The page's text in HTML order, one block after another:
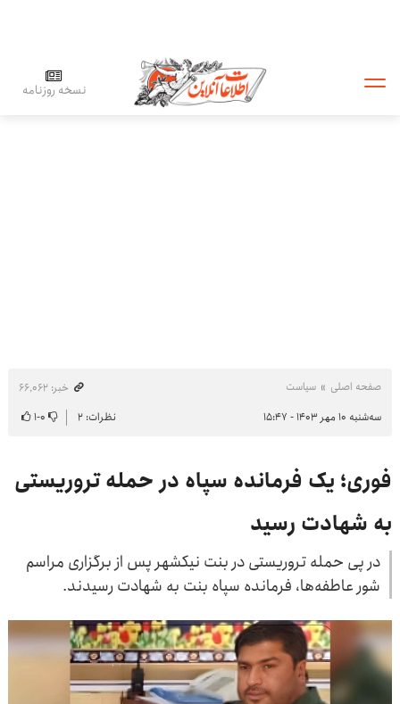
نسخه روزنامه
صفحه اصلی سیاست
خبر: ۶۶٬۰۶۲
سه‌شنبه ۱۰ مهر ۱۴۰۳ - ۱۵:۴۷
نظرات: ۲ ۰-۱
فوری؛ یک فرمانده سپاه در حمله تروریستی
به شهادت رسید
در پی حمله تروریستی در بنت نیکشهر پس از برگزاری مراسم
شور عاطفه‌ها، فرمانده سپاه بنت به شهادت رسیدند.